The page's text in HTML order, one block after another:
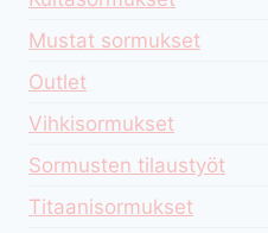
Mustat sormukset
Outlet
Vihkisormukset
Sormusten tilaustyöt
Titaanisormukset